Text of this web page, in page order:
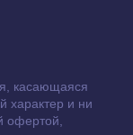
касающаяся
характер и ни
офертой,